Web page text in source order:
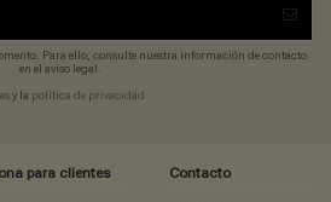
Para ello, consulte nuestra información de contacto
en el aviso legal.
y la política de privacidad
para clientes Contacto